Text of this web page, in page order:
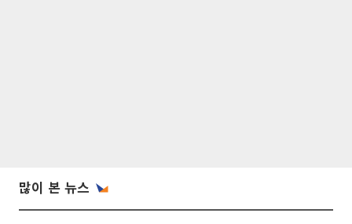
많이 본 뉴스